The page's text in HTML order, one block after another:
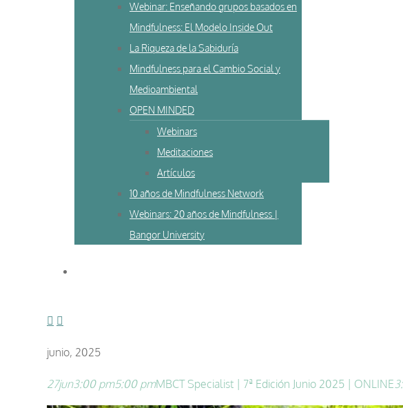
Webinar: Enseñando grupos basados en
Mindfulness: El Modelo Inside Out
La Riqueza de la Sabiduría
Mindfulness para el Cambio Social y
Medioambiental
OPEN MINDED
Webinars
Meditaciones
Artículos
10 años de Mindfulness Network
Webinars: 20 años de Mindfulness |
Bangor University
junio, 2025
27jun3:00 pm5:00 pmMBCT Specialist | 7ª Edición Junio 2025 | ONLINE